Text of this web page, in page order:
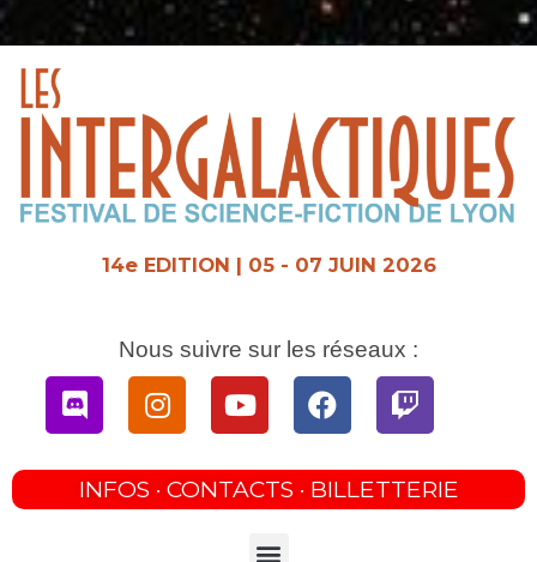
Aller
au
14e EDITION | 05 - 07 JUIN 2026
Nous suivre sur les réseaux :
DiscordInstagramYoutubeFacebookTwitch
INFOS · CONTACTS · BILLETTERIE
Menu